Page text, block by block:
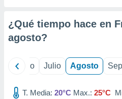
e
¿Qué tiempo hace en
agosto?
Junio Julio Agosto
T. Media: 20°C Max.: 25°C